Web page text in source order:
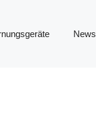
News